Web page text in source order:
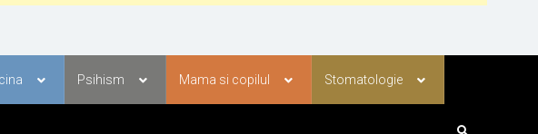
Psihism Mama si copilul Stomatologie